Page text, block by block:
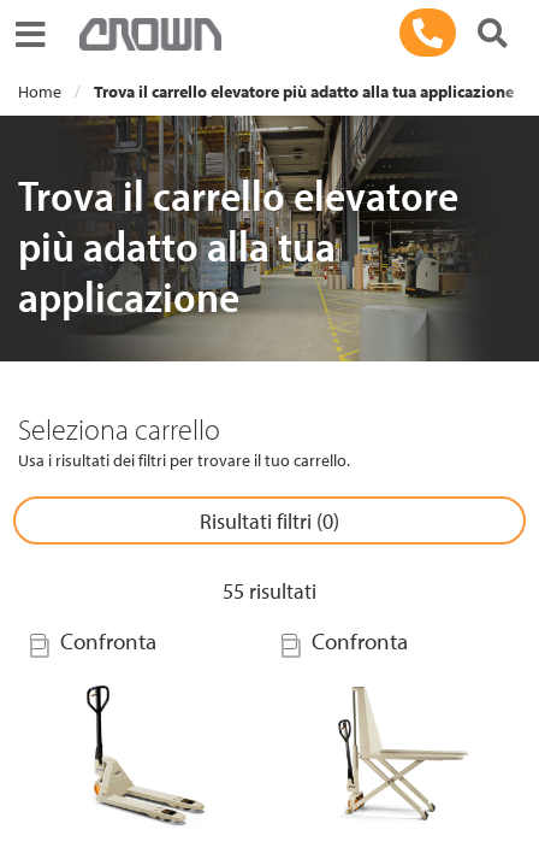
Toggle navigation
Home Trova il carrello elevatore più adatto alla tua applicazione
Trova il carrello elevatore
più adatto alla tua
applicazione
Seleziona carrello
Usa i risultati dei filtri per trovare il tuo carrello.
Risultati filtri (0)
55 risultati
Confronta Confronta